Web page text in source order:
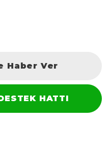
Haber Ver
HATTI